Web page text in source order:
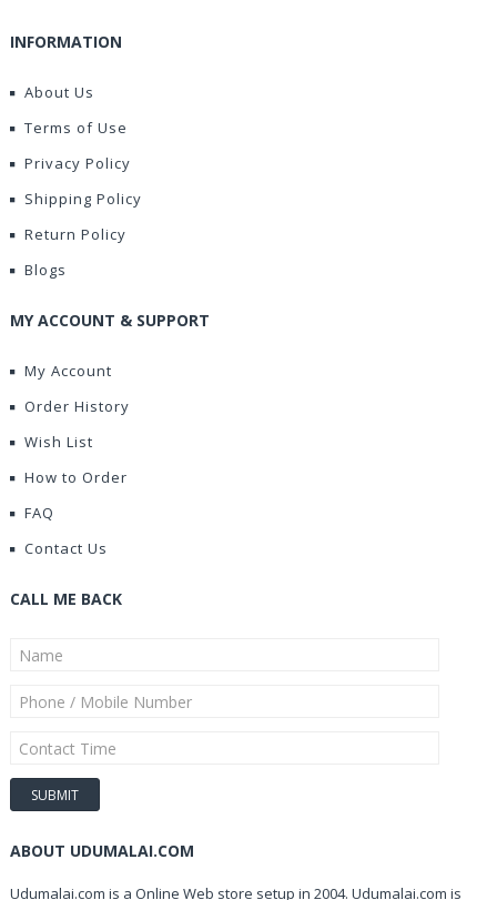
INFORMATION
About Us
Terms of Use
Privacy Policy
Shipping Policy
Return Policy
Blogs
MY ACCOUNT & SUPPORT
My Account
Order History
Wish List
How to Order
FAQ
Contact Us
CALL ME BACK
ABOUT UDUMALAI.COM
Udumalai.com is a Online Web store setup in 2004. Udumalai.com is